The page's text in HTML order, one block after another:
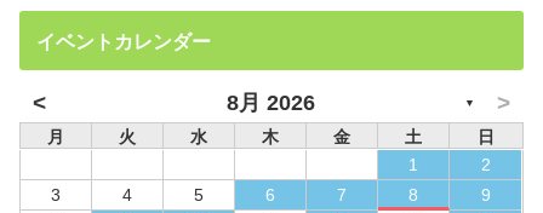
イベントカレンダー
< 8月 2026 ▼ >
月 火 水 木 金 土
日
1
2
3
4 5 6 7 8
9